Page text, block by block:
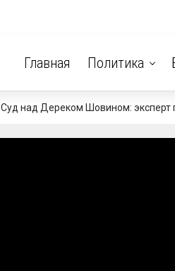
Главная Политика
Суд над Дереком Шовином: эксперт